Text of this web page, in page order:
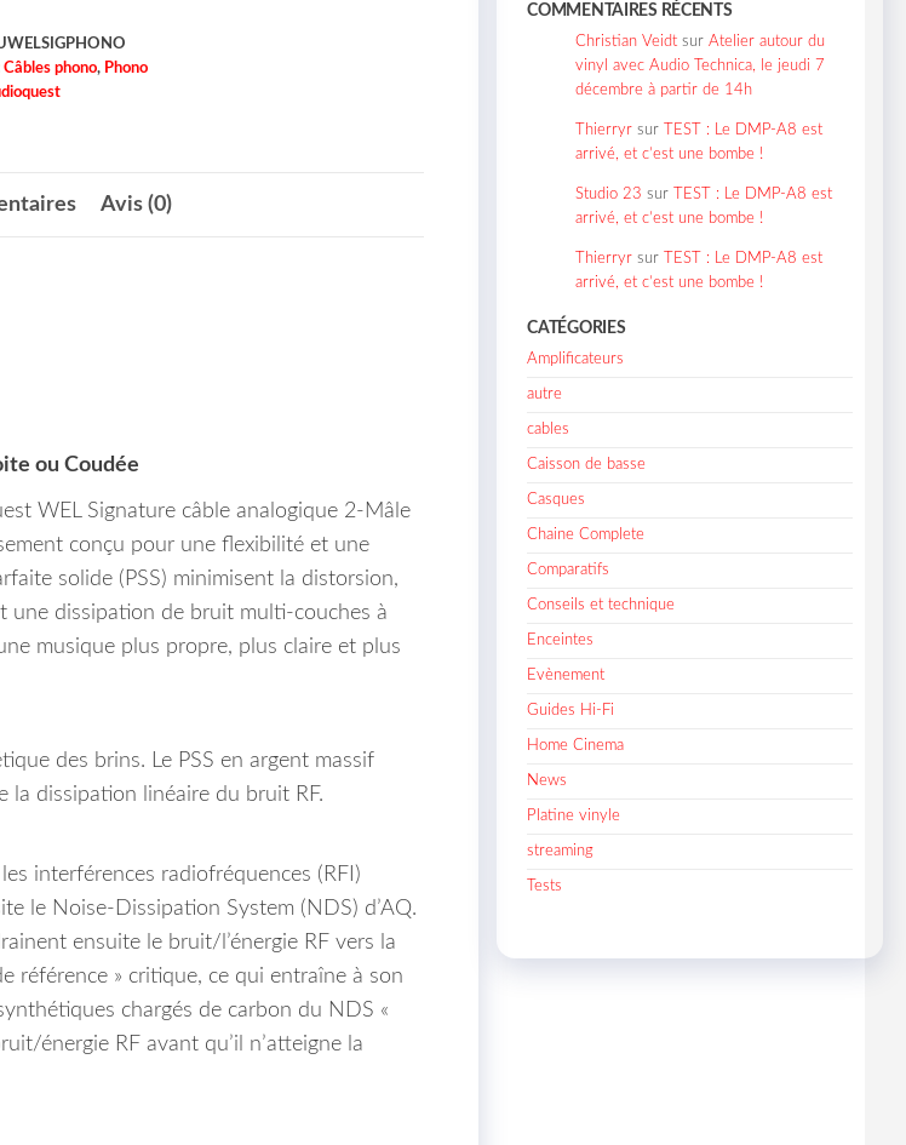
Câbles phono, Phono
Avis (0)
ou Coudée
WEL Signature câble analogique 2-Mâle
conçu pour une flexibilité et une
solide (PSS) minimisent la distorsion,
une dissipation de bruit multi-couches à
musique plus propre, plus claire et plus
des brins. Le PSS en argent massif
la dissipation linéaire du bruit RF.
interférences radiofréquences (RFI)
le Noise-Dissipation System (NDS) d’AQ.
ensuite le bruit/l’énergie RF vers la
référence » critique, ce qui entraîne à son
chargés de carbon du NDS «
énergie RF avant qu’il n’atteigne la
COMMENTAIRES RÉCENTS
Christian Veidt surAtelier autour du
vinyl avec Audio Technica, le jeudi 7
décembre à partir de 14h
Thierryr sur
TEST : Le DMP-A8 est
arrivé, et c’est une bombe !
Studio 23 sur
TEST : Le DMP-A8 est
arrivé, et c’est une bombe !
Thierryr sur
TEST : Le DMP-A8 est
arrivé, et c’est une bombe !
CATÉGORIES
Amplificateurs
autre
cables
Caisson de basse
Casques
Chaine Complete
Comparatifs
Conseils et technique
Enceintes
Evènement
Guides Hi-Fi
Home Cinema
News
Platine vinyle
streaming
Tests